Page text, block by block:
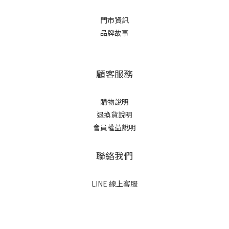
門市資訊
品牌故事
顧客服務
購物說明
退換貨說明
會員權益說明
聯絡我們
LINE 線上客服